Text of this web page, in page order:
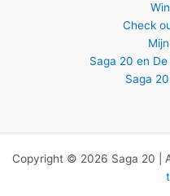
Check
Saga 20 en
Saga
Copyright © 2026 Saga 20 |